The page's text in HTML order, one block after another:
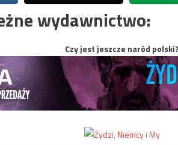
wydawnictwo:
Czy jest jeszcze naród polski?